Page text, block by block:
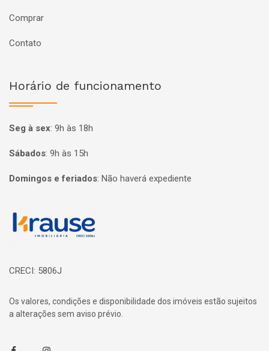
Comprar
Contato
Horário de funcionamento
Seg à sex: 9h às 18h
Sábados: 9h às 15h
Domingos e feriados: Não haverá expediente
Página inicial
CRECI: 5806J
Os valores, condições e disponibilidade dos imóveis estão sujeitos
a alterações sem aviso prévio.